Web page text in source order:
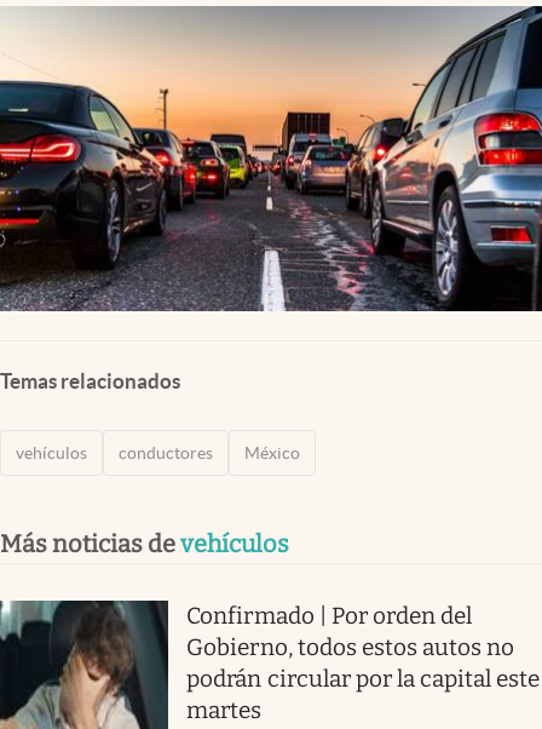
México
Temas relacionados
vehículos conductores México
Más noticias devehículos
Confirmado | Por orden del
Gobierno, todos estos autos no
podrán circular por la capital este
martes